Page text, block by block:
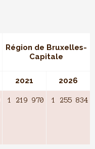
Région de Bruxelles-
Capitale
2021 2026
1 219 970 1 255 834